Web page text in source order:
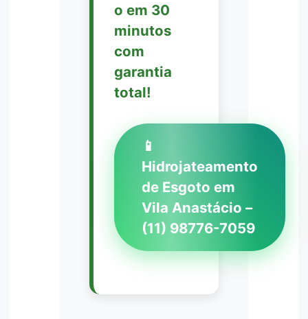
o em 30
minutos
com
garantia
total!
📱
Hidrojateamento
de Esgoto em
Vila Anastácio –
(11) 98776-7059